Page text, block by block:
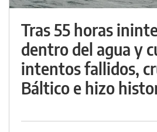
Tras 55 horas
dentro del agua y
intentos fallidos,
Báltico e hizo